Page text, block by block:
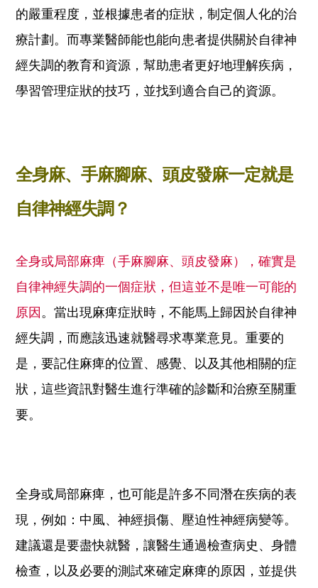
的嚴重程度，並根據患者的症狀，制定個人化的治
療計劃。而專業醫師能也能向患者提供關於自律神
經失調的教育和資源，幫助患者更好地理解疾病，
學習管理症狀的技巧，並找到適合自己的資源。
全身麻、手麻腳麻、頭皮發麻一定就是
自律神經失調？
全身或局部麻痺（手麻腳麻、頭皮發麻），確實是
自律神經失調的一個症狀，但這並不是唯一可能的
原因 。當出現麻痺症狀時，不能馬上歸因於自律神
經失調，而應該迅速就醫尋求專業意見。重要的
是，要記住麻痺的位置、感覺、以及其他相關的症
狀，這些資訊對醫生進行準確的診斷和治療至關重
要。
全身或局部麻痺，也可能是許多不同潛在疾病的表
現，例如：中風、神經損傷、壓迫性神經病變等。
建議還是要盡快就醫，讓醫生通過檢查病史、身體
檢查，以及必要的測試來確定麻痺的原因，並提供